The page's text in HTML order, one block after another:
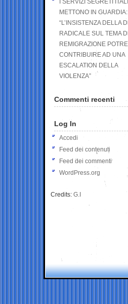
I SERVIZI SEGRETI
METTONO IN GUARDIA:
“L’INSISTENZA DELLA
RADICALE SUL TEMA
REMIGRAZIONE
CONTRIBUIRE AD UNA
ESCALATION DELLA
VIOLENZA”
Commenti recenti
Log In
Accedi
Feed dei contenuti
Feed dei commenti
WordPress.org
Credits: G.I